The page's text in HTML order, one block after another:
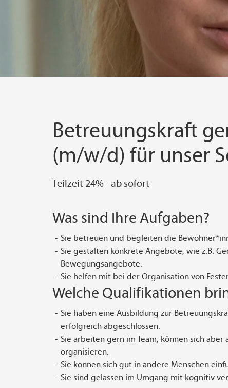
Betreuungskraft
(m/w/d) für unser
Teilzeit 24% - ab sofort
Was sind Ihre Aufgaben?
Sie betreuen und begleiten die
Sie gestalten konkrete Angebote, wie z.B.
Bewegungsangebote.
Sie helfen mit bei der Organisation von
Welche Qualifikationen
Sie haben eine Ausbildung zur
erfolgreich abgeschlossen.
Sie arbeiten gern im Team, können sich
organisieren.
Sie können sich gut in andere Menschen
Sie sind gelassen im Umgang mit kognitiv